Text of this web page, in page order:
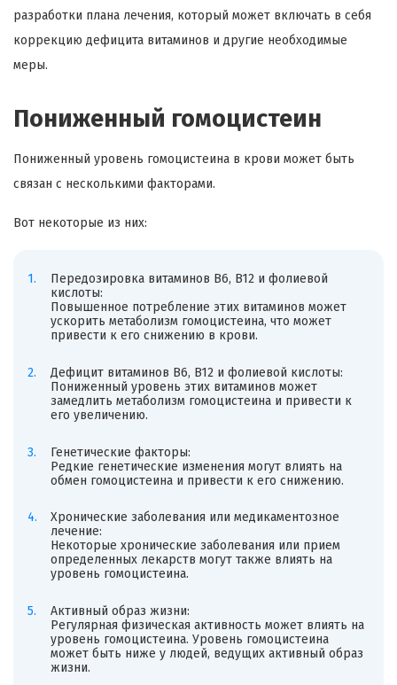
разработки плана лечения, который может включать в себя
коррекцию дефицита витаминов и другие необходимые
меры.
Пониженный гомоцистеин
Пониженный уровень гомоцистеина в крови может быть
связан с несколькими факторами.
Вот некоторые из них:
Передозировка витаминов B6, B12 и фолиевой
кислоты:
Повышенное потребление этих витаминов может
ускорить метаболизм гомоцистеина, что может
привести к его снижению в крови.
Дефицит витаминов B6, B12 и фолиевой кислоты:
Пониженный уровень этих витаминов может
замедлить метаболизм гомоцистеина и привести к
его увеличению.
Генетические факторы:
Редкие генетические изменения могут влиять на
обмен гомоцистеина и привести к его снижению.
Хронические заболевания или медикаментозное
лечение:
Некоторые хронические заболевания или прием
определенных лекарств могут также влиять на
уровень гомоцистеина.
Активный образ жизни:
Регулярная физическая активность может влиять на
уровень гомоцистеина. Уровень гомоцистеина
может быть ниже у людей, ведущих активный образ
жизни.